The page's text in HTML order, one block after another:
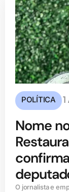
POLÍTICA 1
Nome
O jornalista e